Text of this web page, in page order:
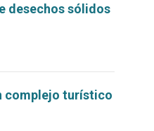
desechos sólidos
complejo turístico